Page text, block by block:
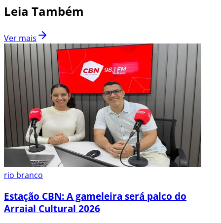
Leia Também
Ver mais
rio branco
Estação CBN: A gameleira será palco do
Arraial Cultural 2026